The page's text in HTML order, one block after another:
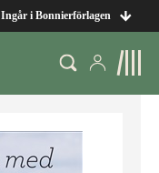
Ingår i Bonnierförlagen